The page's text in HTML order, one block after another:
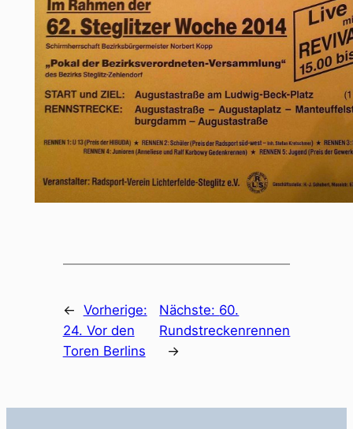
← Vorherige:
24. Vor den
Toren Berlins
Nächste: 60.
Rundstreckenrennen
→